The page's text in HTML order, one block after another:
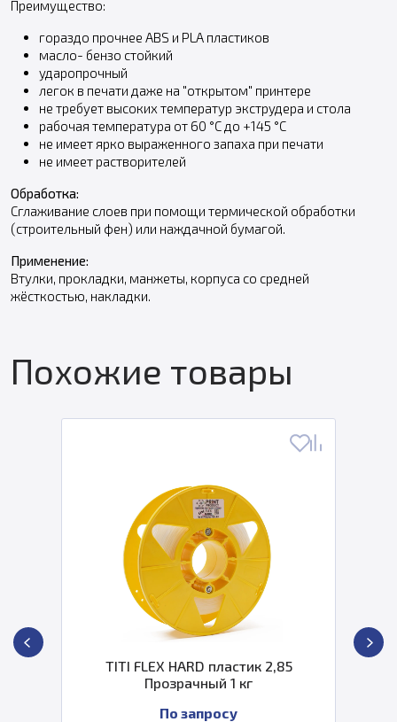
Преимущество:
гораздо прочнее ABS и PLA пластиков
масло- бензо стойкий
ударопрочный
легок в печати даже на "открытом" принтере
не требует высоких температур экструдера и стола
рабочая температура от 60 °С до +145 °С
не имеет ярко выраженного запаха при печати
не имеет растворителей
Обработка:
Сглаживание слоев при помощи термической обработки
(строительный фен) или наждачной бумагой.
Применение:
Втулки, прокладки, манжеты, корпуса со средней
жёсткостью, накладки.
Похожие товары
TITI FLEX HARD пластик 2,85
Прозрачный 1 кг
По запросу